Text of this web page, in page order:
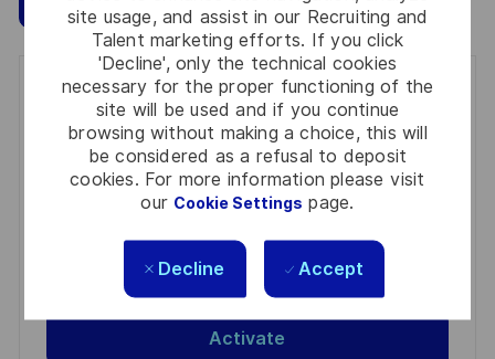
site usage, and assist in our Recruiting and
Talent marketing efforts. If you click
'Decline', only the technical cookies
necessary for the proper functioning of the
site will be used and if you continue
browsing without making a choice, this will
be considered as a refusal to deposit
cookies. For more information please visit
our Cookie Settings page.
Decline Accept
Get notified for similar jobs
You'll receive updates once a week
Enter
Review and agree to the terms of processing
personal information
Activate